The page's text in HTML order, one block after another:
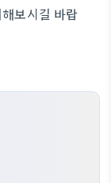
보시길 바랍